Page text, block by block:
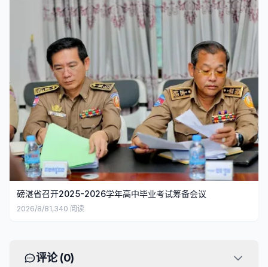
磅湛省召开2025-2026学年高中毕业考试筹备会议
2026/8/81,340 阅读
评论 (0)